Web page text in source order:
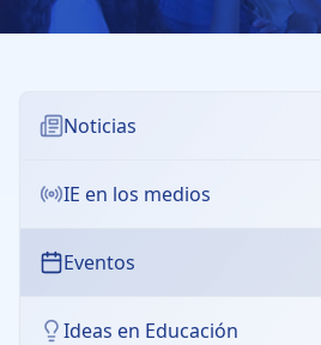
Noticias
IE en los medios
Eventos
Ideas en Educación